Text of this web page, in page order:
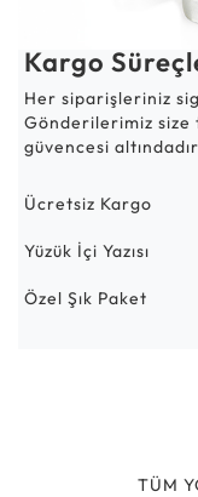
Kargo
Her siparişleriniz
Gönderilerimiz size
güvencesi
Ücretsiz Kargo
Yüzük İçi Yazısı
Özel Şık Paket
TÜM